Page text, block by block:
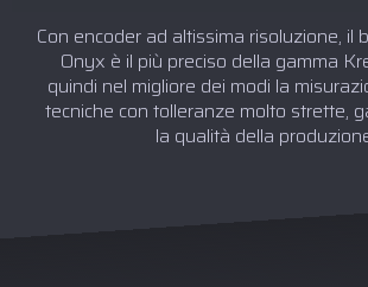
Con encoder ad altissima risoluzione, il
Onyx è il più preciso della gamma
quindi nel migliore dei modi la
tecniche con tolleranze molto strette,
la qualità della